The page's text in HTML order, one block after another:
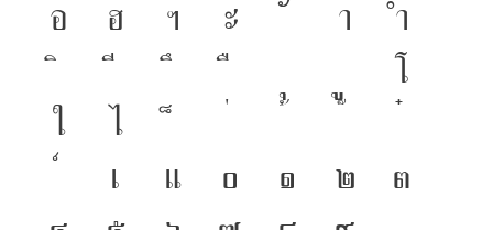
อ
ฮ ฯ ะ า
ำ
โ
ใ
ไ
เ
แ ๐ ๑ ๒
๓